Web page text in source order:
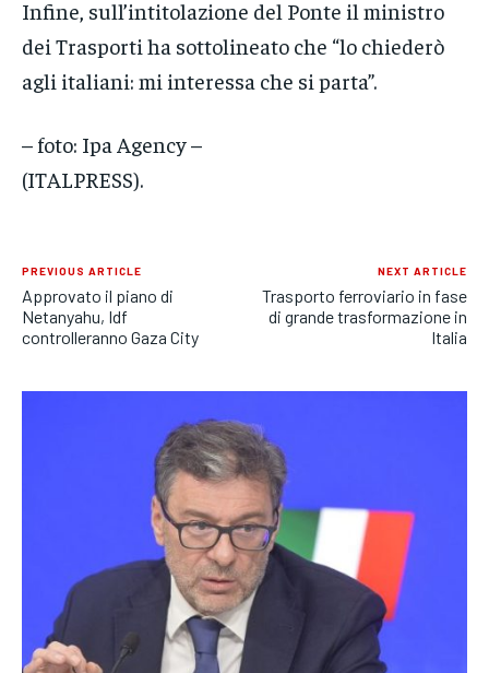
Infine, sull’intitolazione del Ponte il ministro
dei Trasporti ha sottolineato che “lo chiederò
agli italiani: mi interessa che si parta”.
– foto: Ipa Agency –
(ITALPRESS).
PREVIOUS ARTICLE
Approvato il piano di
Netanyahu, Idf
controlleranno Gaza City
NEXT ARTICLE
Trasporto ferroviario in fase
di grande trasformazione in
Italia